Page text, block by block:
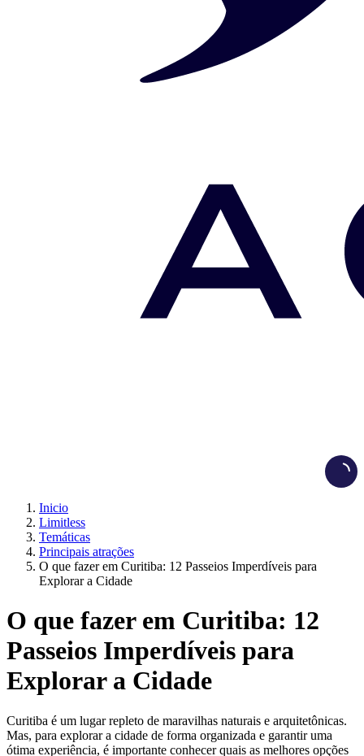
Inicio
Limitless
Temáticas
Principais atrações
O que fazer em Curitiba: 12 Passeios Imperdíveis para
Explorar a Cidade
O que fazer em Curitiba: 12
Passeios Imperdíveis para
Explorar a Cidade
Curitiba é um lugar repleto de maravilhas naturais e arquitetônicas.
Mas, para explorar a cidade de forma organizada e garantir uma
ótima experiência, é importante conhecer quais as melhores opções